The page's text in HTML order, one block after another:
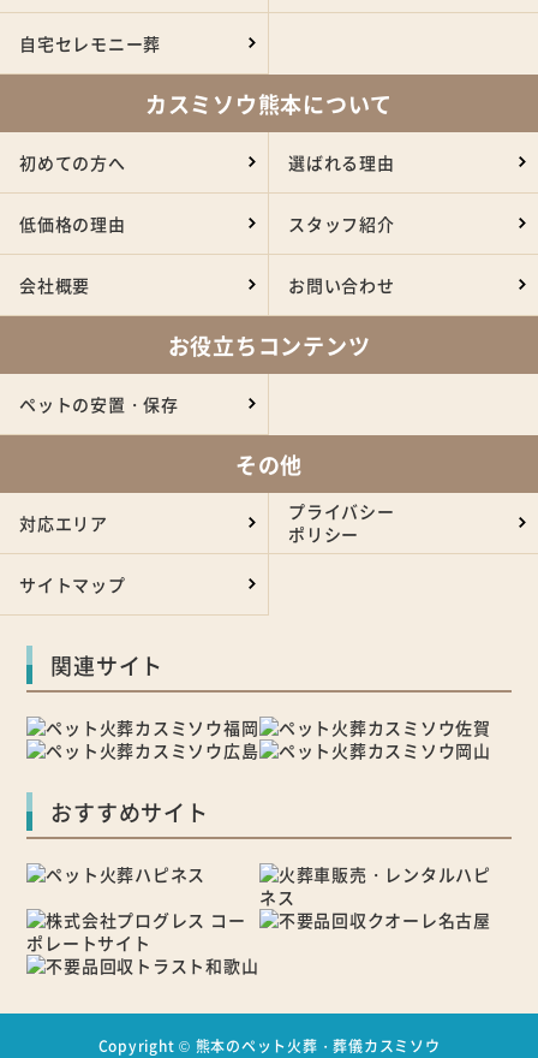
自宅セレモニー葬
カスミソウ熊本について
初めての方へ 選ばれる理由
低価格の理由 スタッフ紹介
会社概要 お問い合わせ
お役立ちコンテンツ
ペットの安置・保存
その他
対応エリア
プライバシー
ポリシー
サイトマップ
関連サイト
おすすめサイト
Copyright © 熊本のペット火葬・葬儀カスミソウ